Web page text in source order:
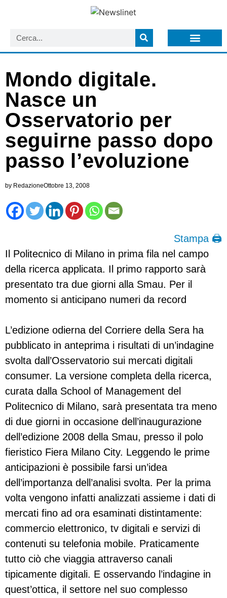
Mondo digitale.
Nasce un
Osservatorio per
seguirne passo dopo
passo l’evoluzione
by RedazioneOttobre 13, 2008
Stampa 🖨
Il Politecnico di Milano in prima fila nel campo
della ricerca applicata. Il primo rapporto sarà
presentato tra due giorni alla Smau. Per il
momento si anticipano numeri da record
L’edizione odierna del Corriere della Sera ha
pubblicato in anteprima i risultati di un’indagine
svolta dall’Osservatorio sui mercati digitali
consumer. La versione completa della ricerca,
curata dalla School of Management del
Politecnico di Milano, sarà presentata tra meno
di due giorni in occasione dell’inaugurazione
dell’edizione 2008 della Smau, presso il polo
fieristico Fiera Milano City. Leggendo le prime
anticipazioni è possibile farsi un’idea
dell’importanza dell’analisi svolta. Per la prima
volta vengono infatti analizzati assieme i dati di
mercati fino ad ora esaminati distintamente:
commercio elettronico, tv digitali e servizi di
contenuti su telefonia mobile. Praticamente
tutto ciò che viaggia attraverso canali
tipicamente digitali. E osservando l’indagine in
quest’ottica, il settore nel suo complesso